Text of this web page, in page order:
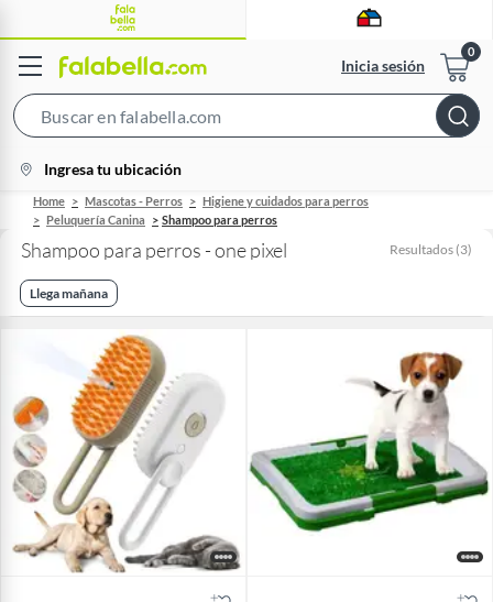
Inicia sesión
Bar
location-
icon
Ingresa tu ubicación
Home Mascotas - Perros
Higiene y cuidados para perros
Peluquería Canina
Shampoo para perros
Shampoo para perros - one pixel Resultados (3)
Llega mañana